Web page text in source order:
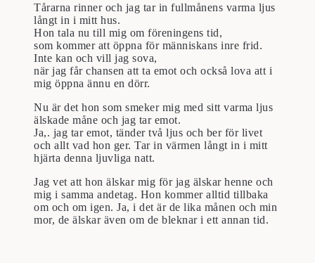
Tårarna rinner och jag tar in fullmånens varma ljus
långt in i mitt hus.
Hon tala nu till mig om föreningens tid,
som kommer att öppna för människans inre frid.
Inte kan och vill jag sova,
när jag får chansen att ta emot och också lova att i
mig öppna ännu en dörr.
Nu är det hon som smeker mig med sitt varma ljus
älskade måne och jag tar emot.
Ja,. jag tar emot, tänder två ljus och ber för livet
och allt vad hon ger. Tar in värmen långt in i mitt
hjärta denna ljuvliga natt.
Jag vet att hon älskar mig för jag älskar henne och
mig i samma andetag. Hon kommer alltid tillbaka
om och om igen. Ja, i det är de lika månen och min
mor, de älskar även om de bleknar i ett annan tid.